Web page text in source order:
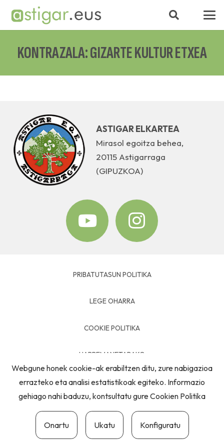
KONTRAZALA: GIZARTE KULTUR ETXEA
ASTIGAR ELKARTEA
Mirasol egoitza behea,
20115 Astigarraga
(GIPUZKOA)
PRIBATUTASUN POLITIKA
LEGE OHARRA
COOKIE POLITIKA
HARREMANETARAKO
Webgune honek cookie-ak erabiltzen ditu, zure nabigazioa
errazteko eta analisi estatistikoak egiteko. Informazio
gehiago nahi baduzu, kontsultatu gureCookien Politika
Onartu Ukatu Konfiguratu